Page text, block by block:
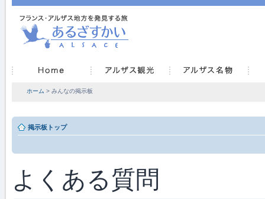
ホーム > みんなの掲示板
掲示板トップ
よくある質問